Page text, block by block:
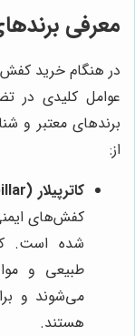
معرفی
در هنگام خرید کفش
عوامل کلیدی در
برندهای معتبر و
از:
کاترپیلار (Caterpillar):
کفش‌های
شده است.
طبیعی و
می‌شوند و
هستند.